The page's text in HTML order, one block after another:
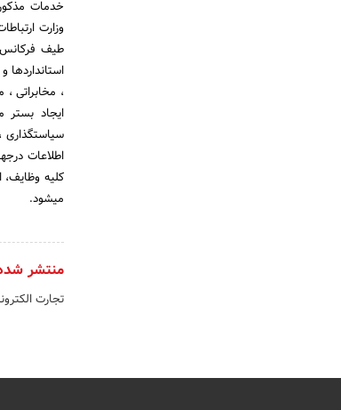
خدمات
سیاستگذاری
کلیه وظایف،
می‎شود.
منتشر
تجارت